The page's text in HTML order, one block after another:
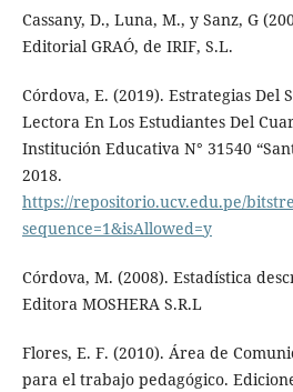
Cassany, D., Luna, M., y Sanz, G
Editorial GRAÓ, de IRIF, S.L.
Córdova, E. (2019). Estrategias Del
Lectora En Los Estudiantes Del
Institución Educativa N° 31540
2018.
https://repositorio.ucv.edu.pe/
sequence=1&isAllowed=y
Córdova, M. (2008). Estadística
Editora MOSHERA S.R.L
Flores, E. F. (2010). Área de
para el trabajo pedagógico.